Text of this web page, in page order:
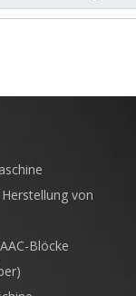
von
Blöcke